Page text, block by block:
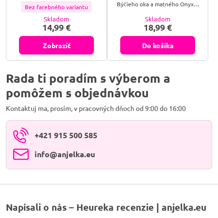
srdiečkom.
Náramok ,,MÚDROSŤ" - Farebné prevedenie doplnku:
Bez farebného variantu
Skladom
14,99 €
Zobraziť
Býčieho oka a matného Onyxu,
zirkónu v podobe Tigra.
Skladom
18,99 €
Do košíka
Rada ti poradím s výberom a
pomôžem s objednávkou
Kontaktuj ma, prosím, v pracovných dňoch od 9:00 do 16:00
+421 915 500 585
info​@anjelka​.eu
Napísali o nás – Heureka recenzie | anjelka.eu